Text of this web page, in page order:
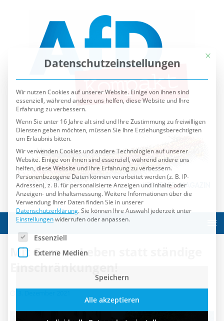
Mit Corona Leben statt ständige
Datenschutzeinstellungen
essenziell, während andere uns helfen, diese Website und Ihre
Erfahrung zu verbessern.
Wenn Sie unter 16 Jahre alt sind und Ihre Zustimmung zu freiwilligen
Diensten geben möchten, müssen Sie Ihre Erziehungsberechtigten
um Erlaubnis bitten.
Wir verwenden Cookies und andere Technologien auf unserer
Website. Einige von ihnen sind essenziell, während andere uns
helfen, diese Website und Ihre Erfahrung zu verbessern.
Personenbezogene Daten können verarbeitet werden (z. B. IP-
Anzeigen- und Inhaltsmessung.Weitere Informationen über die
Verwendung Ihrer Daten finden Sie in unserer
Datenschutzerklärung.Sie können Ihre Auswahl jederzeit unter
Einstellungenwiderrufen oder anpassen.
Es folgt eine Liste der Service-Gruppen, für die eine
Essenziell
Externe Medien
Individuelle Datenschutzeinstellungen